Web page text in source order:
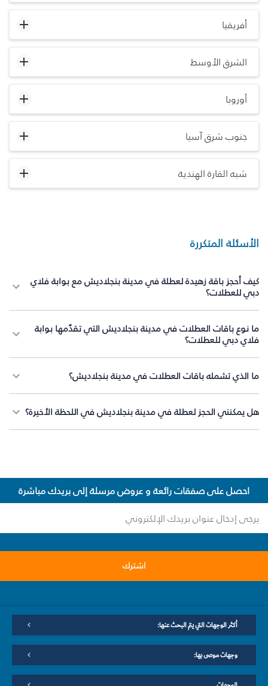
أفريقيا
الشرق الأوسط
أوروبا
جنوب شرق آسيا
شبه القارة الهندية
الأسئلة المتكررة
كيف أحجز باقة زهيدة لعطلة في مدينة بنجلاديش مع بوابة فلاي
دبي للعطلات؟
ما نوع باقات العطلات في مدينة بنجلاديش التي تقدّمها بوابة
فلاي دبي للعطلات؟
ما الذي تشمله باقات العطلات في مدينة بنجلاديش؟
هل يمكنني الحجز لعطلة في مدينة بنجلاديش في اللحظة الأخيرة؟
احصل على صفقات رائعة و عروض مرسلة إلى بريدك مباشرة
اشترك
أكثر الوجهات التي يتم البحث عنها:
وجهات موصى بها: